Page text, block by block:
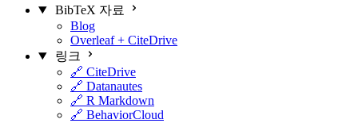
BibTeX 자료
Blog
Overleaf + CiteDrive
링크
🔗 CiteDrive
🔗 Datanautes
🔗 R Markdown
🔗 BehaviorCloud